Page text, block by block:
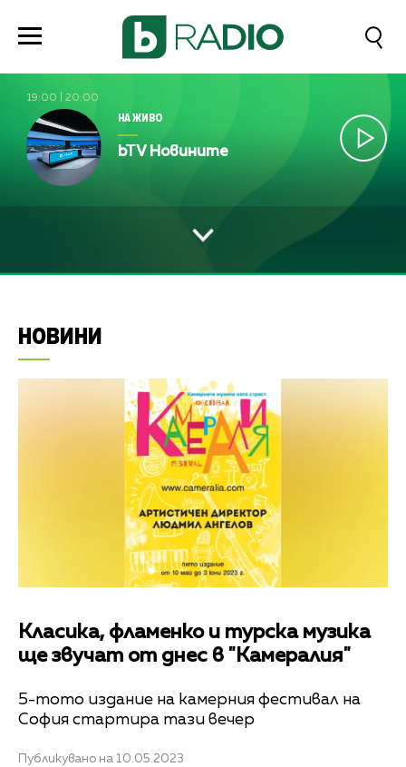
19:00 20:00
НА ЖИВО
bTV Новините
НОВИНИ
Класика, фламенко и турска музика
ще звучат от днес в "Камералия"
5-тото издание на камерния фестивал на
София стартира тази вечер
Публикувано на 10.05.2023